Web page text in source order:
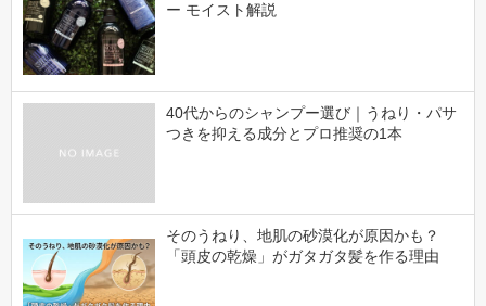
ー モイスト解説
40代からのシャンプー選び｜うねり・パサ
つきを抑える成分とプロ推奨の1本
そのうねり、地肌の砂漠化が原因かも？
「頭皮の乾燥」がガタガタ髪を作る理由